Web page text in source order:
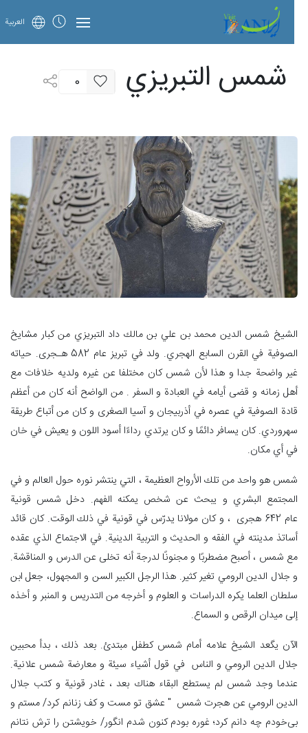
العربية
شمس التبريزي 0
الشيخ شمس الدين محمد بن علي بن مالك داد التبريزي من كبار مشايخ
الصوفية في القرن السابع الهجري. ولد في تبريز عام 582 هـجری. حياته
غير واضحة جدا و هذا لأن شمس كان مختلفا عن غيره ولديه خلافات مع
أهل زمانه و قضى أيامه في العبادة و السفر . من الواضح أنه كان من أعظم
قادة الصوفية في عصره في أذربيجان و آسيا الصغرى و كان من أتباع طريقة
سهروردي. كان يسافر دائمًا و كان يرتدي رداءًا أسود اللون و يعيش في خان
في أي مكان.
شمس هو واحد من تلك الأرواح العظيمة ، التي ينتشر نوره حول العالم و في
المجتمع البشري و یبحث عن شخص يمكنه الفهم. دخل شمس قونية
عام 642 هجری ، و كان مولانا يدرّس في قونية في ذلك الوقت. كان قائد
أساتذ مدينته في الفقه و الحديث و التربية الدينية. في الاجتماع الذي عقده
مع شمس ، أصبح مضطربًا و مجنونًا لدرجة أنه تخلى عن الدرس و المناقشة.
و جلال الدين الرومي تغیر کثیر. هذا الرجل الکبیر السن و المجهول، جعل ابن
سلطان العلما يكره الدراسات و العلوم و أخرجه من التدريس و المنبر و أخذه
إلى ميدان الرقص و السماع.
الآن یگعد الشيخ علامه أمام شمس كطفل مبتدئ. بعد ذلك ، بدأ محبین
جلال الدين الرومي و الناس في قول أشياء سيئة و معارضة شمس علانية.
عندما وجد شمس لم يستطع البقاء هناك بعد ، غادر قونية و كتب جلال
الدين الرومي عن هجرت شمس " عشق تو مست و کف زنانم کرد/ مستم و
بی‌خودم چه‌ دانم کرد؛ غوره بودم کنون شدم انگور/ خویشتن را ترش نتانم